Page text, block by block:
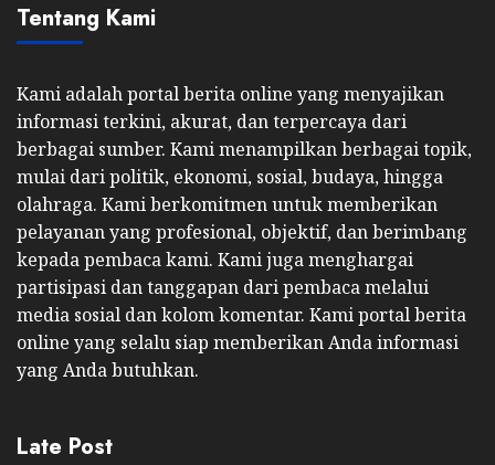
Tentang Kami
Kami adalah portal berita online yang menyajikan
informasi terkini, akurat, dan terpercaya dari
berbagai sumber. Kami menampilkan berbagai topik,
mulai dari politik, ekonomi, sosial, budaya, hingga
olahraga. Kami berkomitmen untuk memberikan
pelayanan yang profesional, objektif, dan berimbang
kepada pembaca kami. Kami juga menghargai
partisipasi dan tanggapan dari pembaca melalui
media sosial dan kolom komentar. Kami portal berita
online yang selalu siap memberikan Anda informasi
yang Anda butuhkan.
Late Post